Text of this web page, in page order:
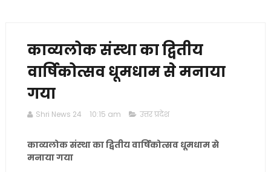
काव्यलोक संस्था का द्वितीय
वार्षिकोत्सव धूमधाम से मनाया
गया
Shri News 24 10:15 am उत्तर प्रदेश
काव्यलोक संस्था का द्वितीय वार्षिकोत्सव धूमधाम से
मनाया गया